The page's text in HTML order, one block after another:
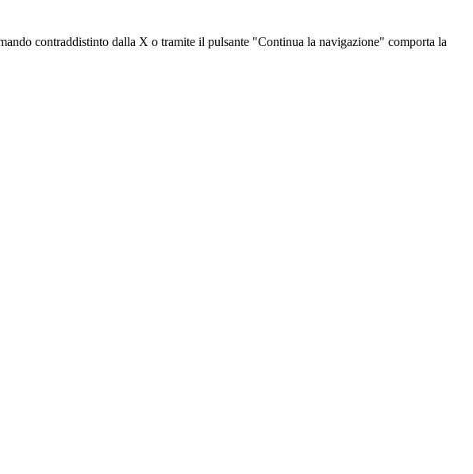
contraddistinto dalla X o tramite il pulsante "Continua la navigazione" comporta la